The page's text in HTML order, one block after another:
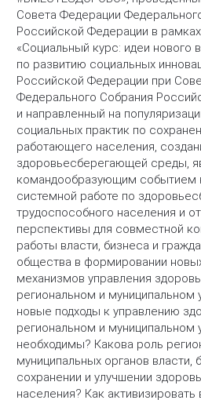
Совета Федерации
Российской Федерации в
«Социальный курс: идеи нового
по развитию социальных
Российской Федерации при
Федерального Собрания
и направленный на
социальных практик по
работающего населения,
здоровьесберегающей среды,
командообразующим событием
системной работе по
трудоспособного населения и
перспективы для совместной
работы власти, бизнеса и
общества в формировании
механизмов управления
региональном и муниципальном
новые подходы к управлению
региональном и муниципальном
необходимы? Какова роль
муниципальных органов власти,
сохранении и улучшении
населения? Как